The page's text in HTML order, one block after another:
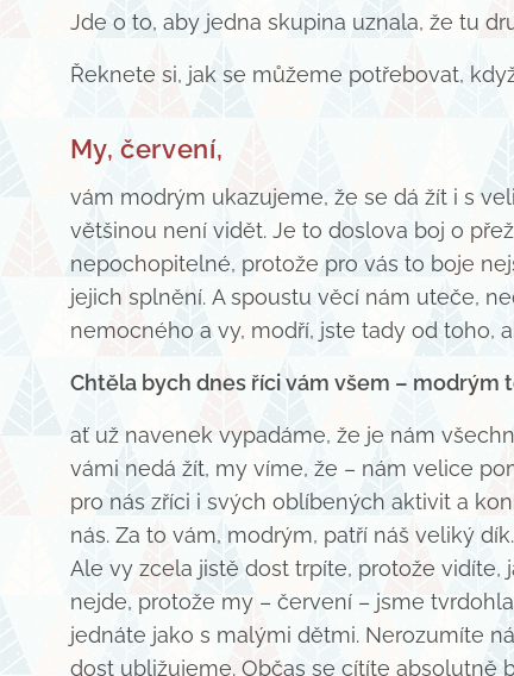
Jde o to, aby jedna skupina uznala, že tu
Řeknete si, jak se můžeme potřebovat,
My, červení,
vám modrým ukazujeme, že se dá žít i s
většinou není vidět. Je to doslova boj o
nepochopitelné, protože pro vás to boje
jejich splnění. A spoustu věcí nám uteče,
nemocného a vy, modří, jste tady od toho,
Chtěla bych dnes říci vám všem – modrým
ať už navenek vypadáme, že je nám
vámi nedá žít, my víme, že – nám velice
pro nás zříci i svých oblíbených aktivit a
nás. Za to vám, modrým, patří náš veliký dík.
Ale vy zcela jistě dost trpíte, protože
nejde, protože my – červení – jsme
jednáte jako s malými dětmi. Nerozumíte
dost ubližujeme. Občas se cítíte absolutně